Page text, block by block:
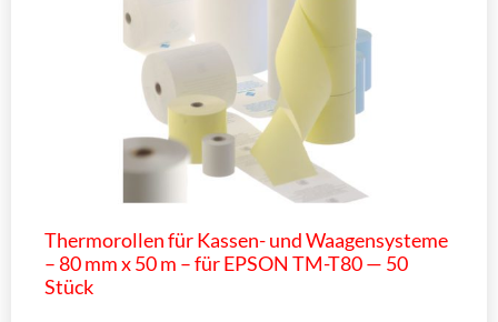
Thermorollen für Kassen- und Waagensysteme
– 80 mm x 50 m – für EPSON TM-T80 — 50
Stück